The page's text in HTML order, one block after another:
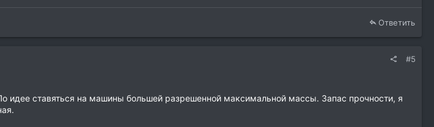
Ответить
#5
идее ставяться на машины большей разрешенной максимальной массы. Запас прочности, я